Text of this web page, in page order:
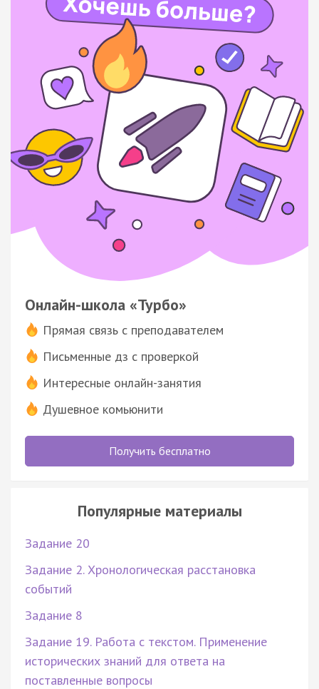
Онлайн-школа «Турбо»
Прямая связь с преподавателем
Письменные дз с проверкой
Интересные онлайн-занятия
Душевное комьюнити
Получить бесплатно
Популярные материалы
Задание 20
Задание 2. Хронологическая расстановка
событий
Задание 8
Задание 19. Работа с текстом. Применение
исторических знаний для ответа на
поставленные вопросы